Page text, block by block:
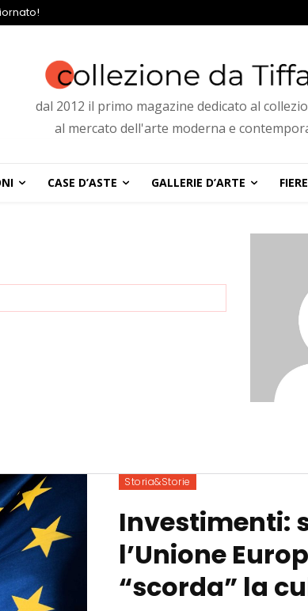
dal 2012 il primo magazine dedicato al
al mercato dell'arte moderna e
CASE D’ASTE GALLERIE D’ARTE FIERE
Storia&Storie
Investimenti:
l’Unione
“scorda” la